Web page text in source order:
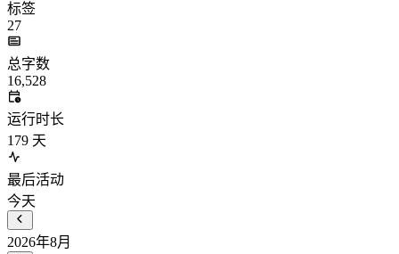
标签
27
总字数
16,528
运行时长
179 天
最后活动
今天
2026年8月